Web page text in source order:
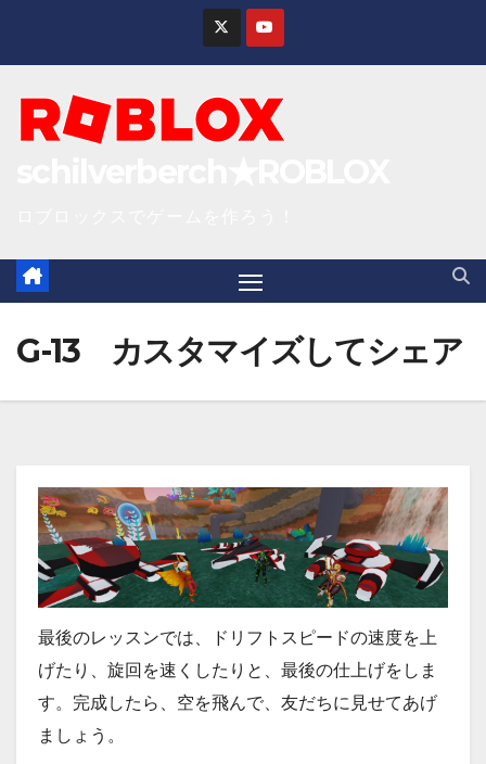
t
t
G-13 カスタマイズしてシェア
最後のレッスンでは、ドリフトスピードの速度を上
げたり、旋回を速くしたりと、最後の仕上げをしま
す。完成したら、空を飛んで、友だちに見せてあげ
ましょう。